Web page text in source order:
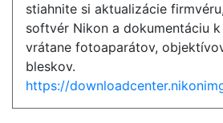
stiahnite si aktualizácie
softvér Nikon a dokumentáciu
vrátane fotoaparátov,
bleskov.
https://